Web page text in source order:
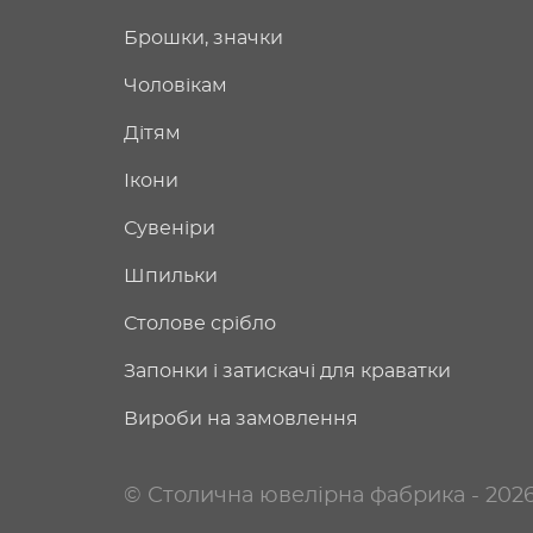
Брошки, значки
Чоловікам
Дітям
Ікони
Сувеніри
Шпильки
Столове срібло
Запонки і затискачі для краватки
Вироби на замовлення
© Столична ювелірна фабрика -